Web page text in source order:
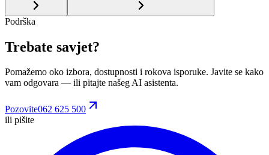
Podrška
Trebate savjet?
Pomažemo oko izbora, dostupnosti i rokova isporuke. Javite se kako
vam odgovara — ili pitajte našeg AI asistenta.
Pozovite062 625 500
ili pišite